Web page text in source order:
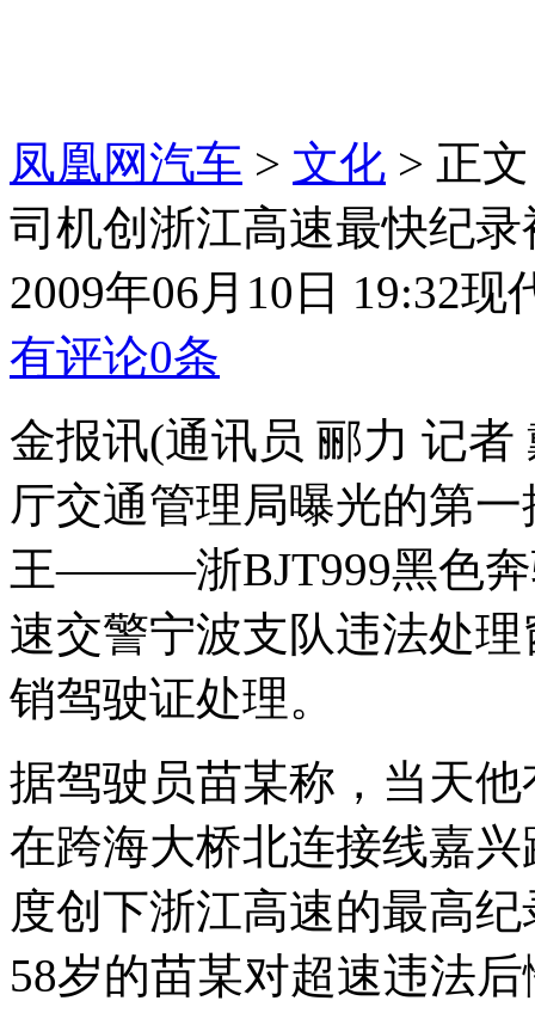
凤凰网汽车 > 文化 > 正文
司机创浙江高速最快纪
2009年06月10日 19:32现
有评论0条
金报讯(通讯员 郦力 记
厅交通管理局曝光的第
王———浙BJT999黑色奔
速交警宁波支队违法处
销驾驶证处理。
据驾驶员苗某称，当天
在跨海大桥北连接线嘉
度创下浙江高速的最高
58岁的苗某对超速违法